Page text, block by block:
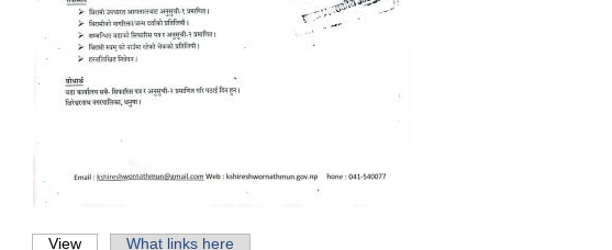
View (active tab)What links here